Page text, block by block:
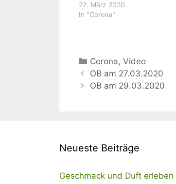
22. März 2020
In "Corona"
Kategorien
Corona,Video
OB am 27.03.2020
OB am 29.03.2020
Neueste Beiträge
Geschmack und Duft erleben